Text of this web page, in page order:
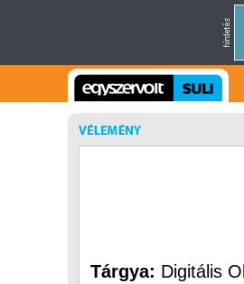
Tárgya: Digitális